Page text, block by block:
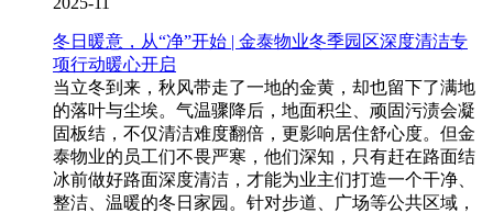
冬日暖意，从“净”开始 | 金泰物业冬季园区深度清洁专
项行动暖心开启
当立冬到来，秋风带走了一地的金黄，却也留下了满地
的落叶与尘埃。气温骤降后，地面积尘、顽固污渍会凝
固板结，不仅清洁难度翻倍，更影响居住舒心度。但金
泰物业的员工们不畏严寒，他们深知，只有赶在路面结
冰前做好路面深度清洁，才能为业主们打造一个干净、
整洁、温暖的冬日家园。针对步道、广场等公共区域，